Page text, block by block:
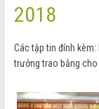
2018
Các tập tin đính kèm:
trưởng trao bằng